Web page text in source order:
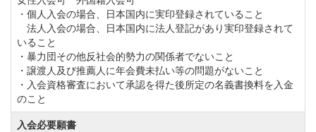
46,200円（税込）
平日会員(月～土)【改定前】33,000円（税込）→【改
定後】36,300円（税込）
週日会員(月～金)【改定前】19,800円（税込）→【改
定後】20,900円（税込）
・個人入会の場合、日本国内に実印登録されていること
法人入会の場合、日本国内に法人登記があり実印登録されて
いること
・暴力団その他反社会的勢力の関係者でないこと
・譲渡人及び推薦人に年会費未払い等の問題がないこと
・入会資格審査において承認を得た後所定の名義書換料を入金
のこと
入会必要願書